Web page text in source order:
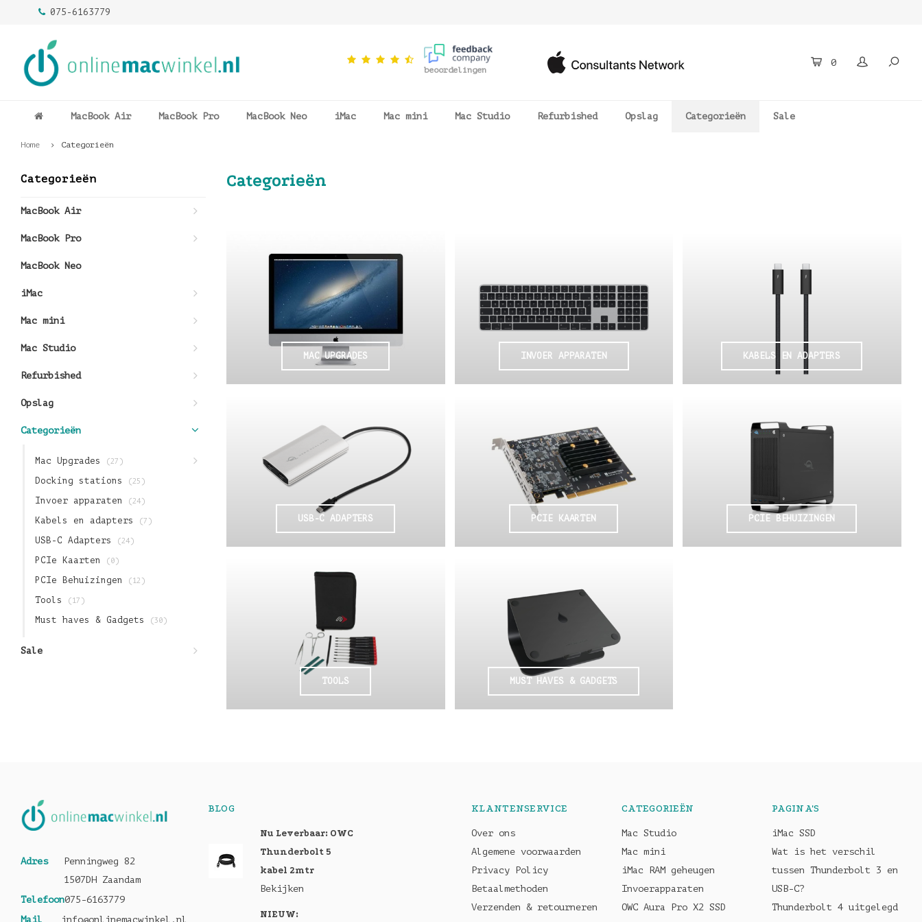
075-6163779
beoordelingen
0
MacBook Air MacBook Pro MacBook Neo iMac Mac mini Mac Studio Refurbished Opslag Categorieën Sale
Home Categorieën
Categorieën
MacBook Air
MacBook Pro
MacBook Neo
iMac
Mac mini
Mac Studio
Refurbished
Opslag
Categorieën
Mac Upgrades (27)
Docking stations (25)
Invoer apparaten (24)
Kabels en adapters (7)
USB-C Adapters (24)
PCIe Kaarten (0)
PCIe Behuizingen (12)
Tools (17)
Must haves & Gadgets (30)
Sale
Categorieën
MAC UPGRADES INVOER APPARATEN KABELS EN ADAPTERS
USB-C ADAPTERS PCIE KAARTEN PCIE BEHUIZINGEN
TOOLS MUST HAVES & GADGETS
Adres
Penningweg 82
1507DH Zaandam
Telefoon075-6163779
Mail
info@onlinemacwinkel.nl
BLOG
Nu Leverbaar: OWC
Thunderbolt 5
kabel 2mtr
Bekijken
NIEUW:
KLANTENSERVICE
Over ons
Algemene voorwaarden
Privacy Policy
Betaalmethoden
Verzenden & retourneren
CATEGORIEËN
Mac Studio
Mac mini
iMac RAM geheugen
Invoerapparaten
OWC Aura Pro X2 SSD
PAGINA'S
iMac SSD
Wat is het verschil
tussen Thunderbolt 3 en
USB-C?
Thunderbolt 4 uitgelegd